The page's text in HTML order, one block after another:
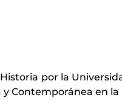
por la
Contemporánea en la